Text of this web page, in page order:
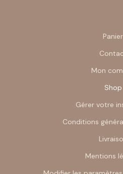
Panier
Mon
Shop
Gérer votre
Conditions
Mentions